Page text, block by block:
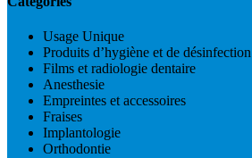
Usage Unique
Produits d’hygiène et de désinfection
Films et radiologie dentaire
Anesthesie
Empreintes et accessoires
Fraises
Implantologie
Orthodontie